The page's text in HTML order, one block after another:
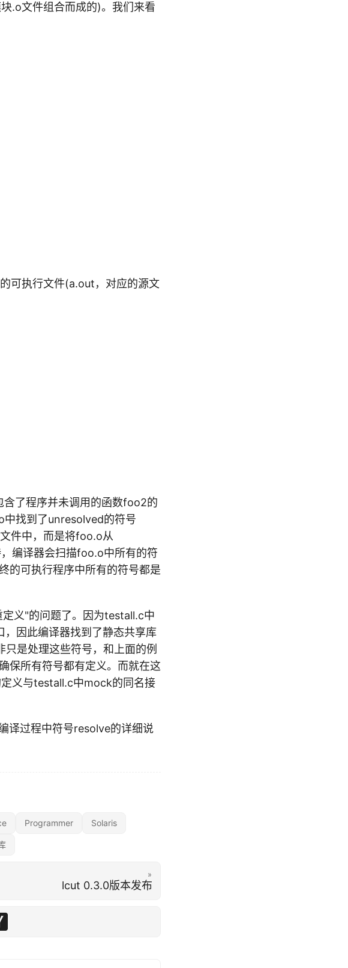
.o文件组合而成的)。我们来看
可执行文件(a.out，对应的源文
了程序并未调用的函数foo2的
找到了unresolved的符号
件中，而是将foo.o从
编译器会扫描foo.o中所有的符
的可执行程序中所有的符号都是
义"的问题了。因为testall.c中
因此编译器找到了静态共享库
是处理这些符号，和上面的例
保所有符号都有定义。而就在这
义与testall.c中mock的同名接
译过程中符号resolve的详细说
Programmer Solaris
»
lcut 0.3.0版本发布